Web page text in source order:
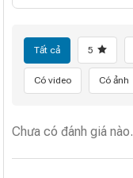
Tất cả 5
Có video Có ảnh
Chưa có đánh giá nào.